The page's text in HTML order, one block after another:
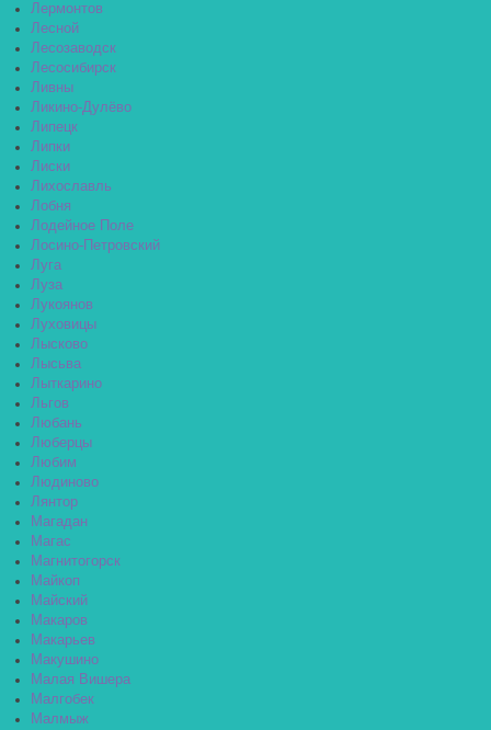
Лермонтов
Лесной
Лесозаводск
Лесосибирск
Ливны
Ликино-Дулёво
Липецк
Липки
Лиски
Лихославль
Лобня
Лодейное Поле
Лосино-Петровский
Луга
Луза
Лукоянов
Луховицы
Лысково
Лысьва
Лыткарино
Льгов
Любань
Люберцы
Любим
Людиново
Лянтор
Магадан
Магас
Магнитогорск
Майкоп
Майский
Макаров
Макарьев
Макушино
Малая Вишера
Малгобек
Малмыж